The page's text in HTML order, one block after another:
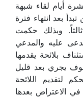
أيام لقاء شبهة
بعد انتهاء فترة
وبذلك حكمت
عليه والمدعي
بلائحة يقدمها
يجري بعد قليل
لتقديم اللائحة
الاعتراض بعدها